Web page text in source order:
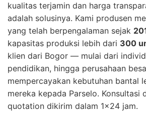
kualitas terjamin dan harga
adalah solusinya. Kami produsen
yang telah berpengalaman sejak
kapasitas produksi lebih dari 300
klien dari Bogor — mulai dari
pendidikan, hingga perusahaan
mempercayakan kebutuhan bantal
mereka kepada Parselo. Konsultasi
quotation dikirim dalam 1×24 jam.